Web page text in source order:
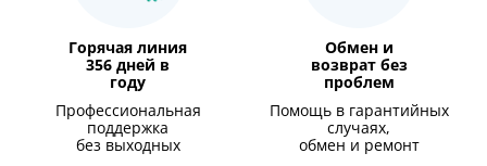
Горячая линия
356 дней в
году
Профессиональная
поддержка
без выходных
Обмен и
возврат без
проблем
Помощь в гарантийных
случаях,
обмен и ремонт